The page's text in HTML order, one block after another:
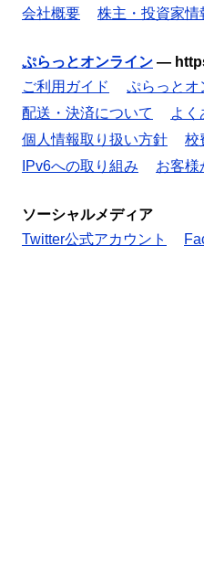
会社概要
株主・投資家情
ぷらっとオンライン —
ご利用ガイド
ぷらっとオ
配送・決済について
よく
個人情報取り扱い方針
校
IPv6への取り組み
お客様
ソーシャルメディア
Twitter公式アカウント